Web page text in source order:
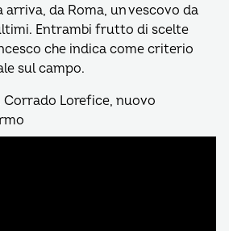
da Roma, un vescovo da
Entrambi frutto di scelte
che indica come criterio
sul campo.
Corrado Lorefice, nuovo